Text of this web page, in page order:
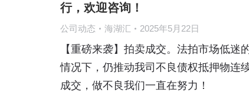
行，欢迎咨询！
公司动态 海湖汇 2025年5月22日
【重磅来袭】拍卖成交。法拍市场低迷
情况下，仍推动我司不良债权抵押物连
成交，做不良我们一直在努力！